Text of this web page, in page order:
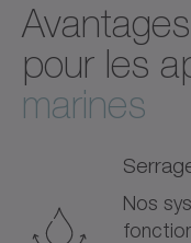
pour les
marines
Nos